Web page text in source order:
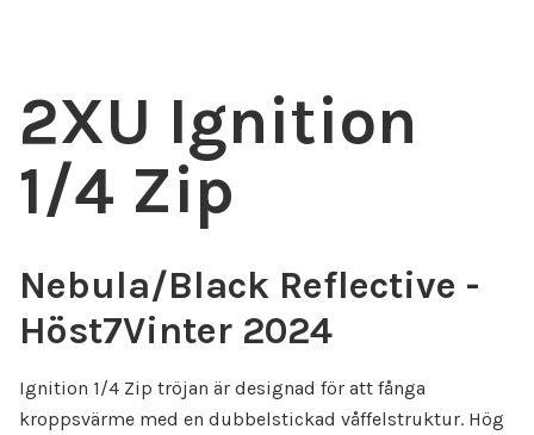
2XU Ignition
1/4 Zip
Nebula/Black Reflective -
Höst7Vinter 2024
Ignition 1/4 Zip tröjan är designad för att fånga
kroppsvärme med en dubbelstickad våffelstruktur. Hög